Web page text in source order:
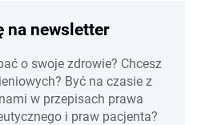
na newsletter
o swoje zdrowie? Chcesz
Być na czasie z
w przepisach prawa
i praw pacjenta?